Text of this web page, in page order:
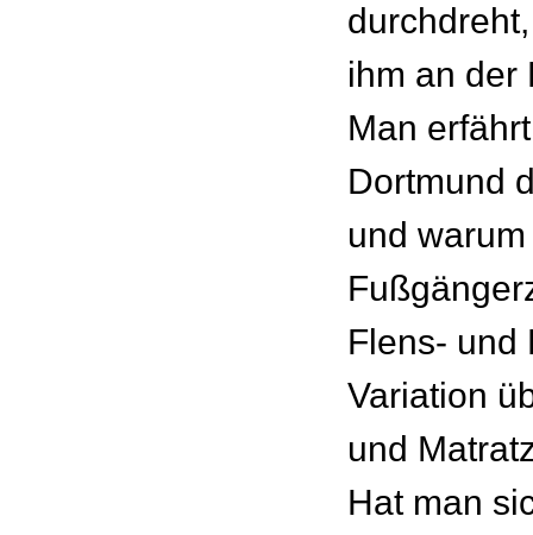
ihm an der
Man
Dortmund
und
Flens- und
Variation
und
Hat man